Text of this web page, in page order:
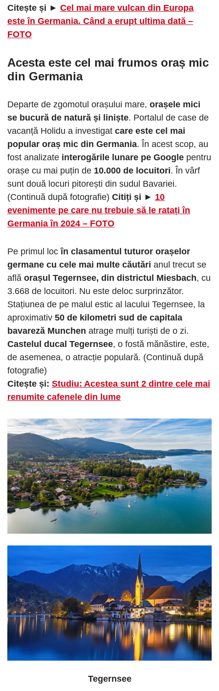
Citește și ► Cel mai mare vulcan din Europa
este în Germania. Când a erupt ultima dată –
FOTO
Acesta este cel mai frumos oraș mic
din Germania
Departe de zgomotul orașului mare, orașele mici
se bucură de natură și liniște. Portalul de case de
vacanță Holidu a investigat care este cel mai
popular oraș mic din Germania. În acest scop, au
fost analizate interogările lunare pe Google pentru
orașe cu mai puțin de 10.000 de locuitori. În vârf
sunt două locuri pitorești din sudul Bavariei.
(Continuă după fotografie) Citiți și ► 10
evenimente pe care nu trebuie să le ratați în
Germania în 2024 – FOTO
Pe primul locîn clasamentul tuturor orașelor
germane cu cele mai multe căutări anul trecut se
află orașul Tegernsee, din districtul Miesbach, cu
3.668 de locuitori. Nu este deloc surprinzător.
Stațiunea de pe malul estic al lacului Tegernsee, la
aproximativ 50 de kilometri sud de capitala
bavareză Munchen atrage mulți turiști de o zi.
Castelul ducal Tegernsee, o fostă mănăstire, este,
de asemenea, o atracție populară. (Continuă după
fotografie)
Citește și: Studiu: Acestea sunt 2 dintre cele mai
renumite cafenele din lume
Tegernsee